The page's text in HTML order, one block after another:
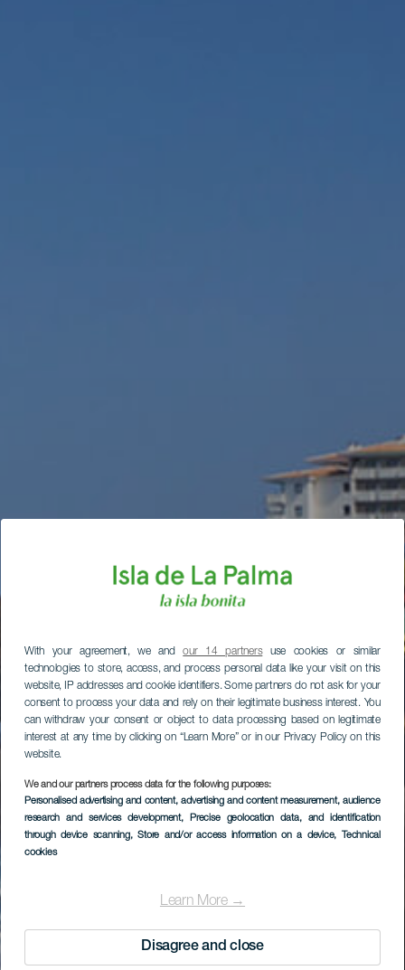
With your agreement, we andour 14 partnersuse cookies or similar
technologies to store, access, and process personal data like your visit on this
website, IP addresses and cookie identifiers. Some partners do not ask for your
consent to process your data and rely on their legitimate business interest. You
can withdraw your consent or object to data processing based on legitimate
interest at any time by clicking on “Learn More” or in our Privacy Policy on this
website.
We and our partners process data for the following purposes:
Personalised advertising and content, advertising and content measurement, audience
research and services development, Precise geolocation data, and identification
through device scanning, Store and/or access information on a device, Technical
cookies
Learn More →
Disagree and close